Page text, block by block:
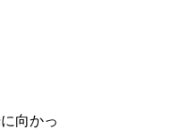
向かっ